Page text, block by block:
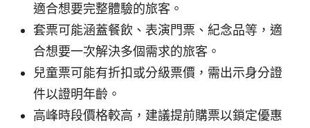
適合想要完整體驗的旅客。
套票可能涵蓋餐飲、表演門票、紀念品等，適
合想要一次解決多個需求的旅客。
兒童票可能有折扣或分級票價，需出示身分證
件以證明年齡。
高峰時段價格較高，建議提前購票以鎖定優惠